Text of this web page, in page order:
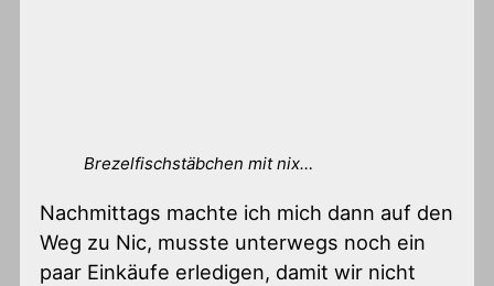
Brezelfischstäbchen mit nix…
Nachmittags machte ich mich dann auf den
Weg zu Nic, musste unterwegs noch ein
paar Einkäufe erledigen, damit wir nicht